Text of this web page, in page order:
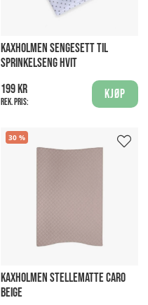
KAXHOLMEN SENGESETT TIL
SPRINKELSENG HVIT
199 kr
Rek. pris:
Kjøp
30
KAXHOLMEN STELLEMATTE CARO
BEIGE